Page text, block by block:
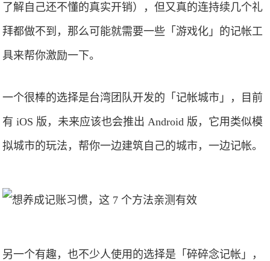
了解自己还不懂的真实开销），但又真的连持续几个礼
拜都做不到，那么可能就需要一些「游戏化」的记帐工
具来帮你激励一下。
一个很棒的选择是台湾团队开发的「记帐城市」，目前
有 iOS 版，未来应该也会推出 Android 版，它用类似模
拟城市的玩法，帮你一边建筑自己的城市，一边记帐。
另一个有趣，也不少人使用的选择是「碎碎念记帐」，